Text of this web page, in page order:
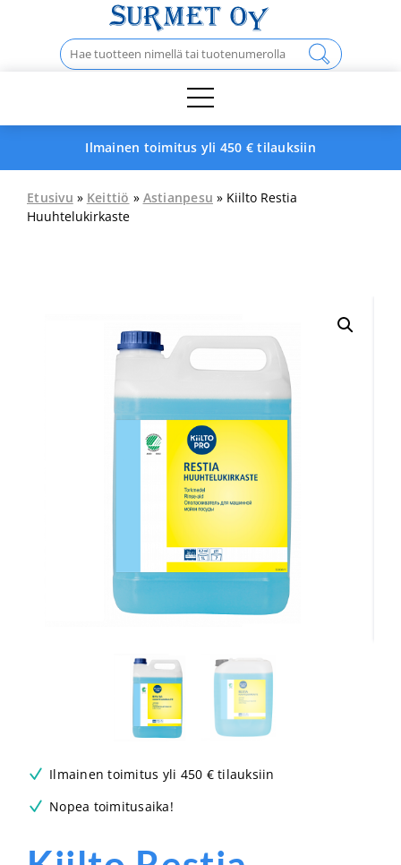
Haku:
Ilmainen toimitus yli 450 € tilauksiin
Etusivu » Keittiö » Astianpesu » Kiilto Restia
Huuhtelukirkaste
Ilmainen toimitus yli 450 € tilauksiin
Nopea toimitusaika!